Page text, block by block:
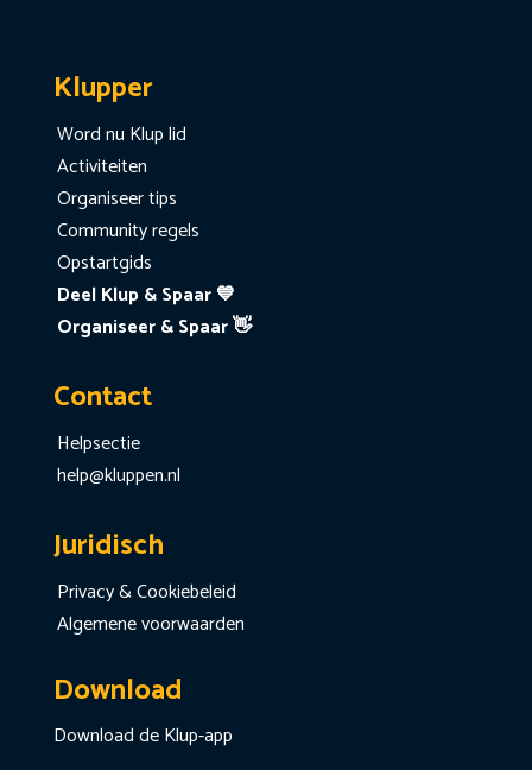
Klupper
Word nu Klup lid
Activiteiten
Organiseer tips
Community regels
Opstartgids
Deel Klup & Spaar 💙
Organiseer & Spaar 👋
Contact
Helpsectie
help@kluppen.nl
Juridisch
Privacy & Cookiebeleid
Algemene voorwaarden
Download
Download de Klup-app